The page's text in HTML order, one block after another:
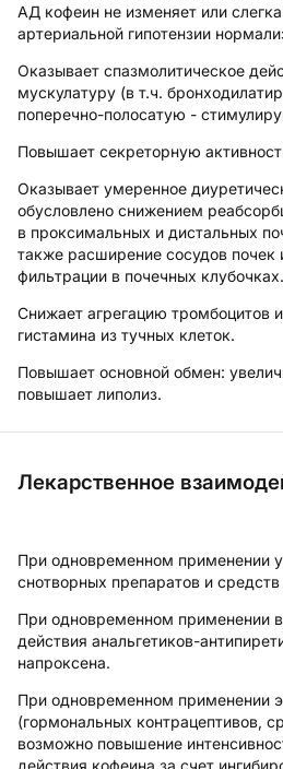
АД кофеин не изменяет или
артериальной гипотензии
Оказывает спазмолитическое
мускулатуру (в т.ч.
поперечно-полосатую -
Повышает секреторную
Оказывает умеренное
обусловлено снижением
в проксимальных и дистальных
также расширение сосудов почек
фильтрации в почечных клубочках.
Снижает агрегацию тромбоцитов
гистамина из тучных клеток.
Повышает основной обмен:
повышает липолиз.
Лекарственное
При одновременном применении
снотворных препаратов и
При одновременном применении
действия анальгетиков-
напроксена.
При одновременном применении
(гормональных контрацептивов,
возможно повышение
действия кофеина за счет